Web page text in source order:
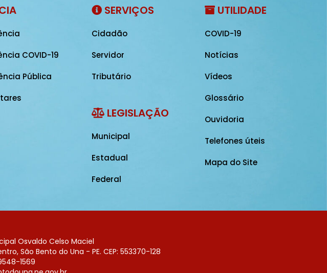
COVID-19
Pública
SERVIÇOS
Cidadão
Servidor
Tributário
LEGISLAÇÃO
Municipal
Estadual
Federal
UTILIDADE
COVID-19
Notícias
Vídeos
Glossário
Ouvidoria
Telefones úteis
Mapa do Site
Osvaldo Celso Maciel
São Bento do Una - PE. CEP: 553370-128
1569